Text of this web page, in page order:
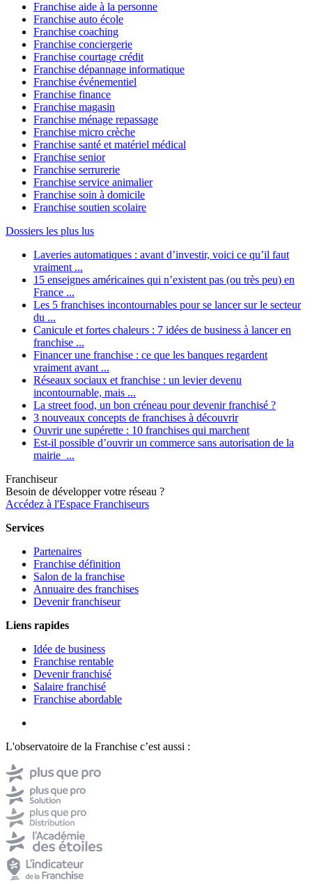
Franchise aide à la personne
Franchise auto école
Franchise coaching
Franchise conciergerie
Franchise courtage crédit
Franchise dépannage informatique
Franchise événementiel
Franchise finance
Franchise magasin
Franchise ménage repassage
Franchise micro crèche
Franchise santé et matériel médical
Franchise senior
Franchise serrurerie
Franchise service animalier
Franchise soin à domicile
Franchise soutien scolaire
Dossiers les plus lus
Laveries automatiques : avant d’investir, voici ce qu’il faut
vraiment ...
15 enseignes américaines qui n’existent pas (ou très peu) en
France ...
Les 5 franchises incontournables pour se lancer sur le secteur
du ...
Canicule et fortes chaleurs : 7 idées de business à lancer en
franchise ...
Financer une franchise : ce que les banques regardent
vraiment avant ...
Réseaux sociaux et franchise : un levier devenu
incontournable, mais ...
La street food, un bon créneau pour devenir franchisé ?
3 nouveaux concepts de franchises à découvrir
Ouvrir une supérette : 10 franchises qui marchent
Est-il possible d’ouvrir un commerce sans autorisation de la
mairie ...
Franchiseur
Besoin de développer votre réseau ?
Accédez à l'Espace Franchiseurs
Services
Partenaires
Franchise définition
Salon de la franchise
Annuaire des franchises
Devenir franchiseur
Liens rapides
Idée de business
Franchise rentable
Devenir franchisé
Salaire franchisé
Franchise abordable
L'observatoire de la Franchise c’est aussi :